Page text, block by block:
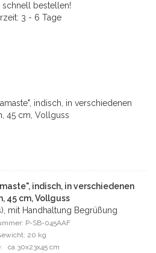
schnell bestellen!
3 - 6 Tage
indisch, in verschiedenen
45 cm, Vollguss
mit Handhaltung Begrüßung
P-SB-045AAF
20 kg
ca.30x23x45 cm